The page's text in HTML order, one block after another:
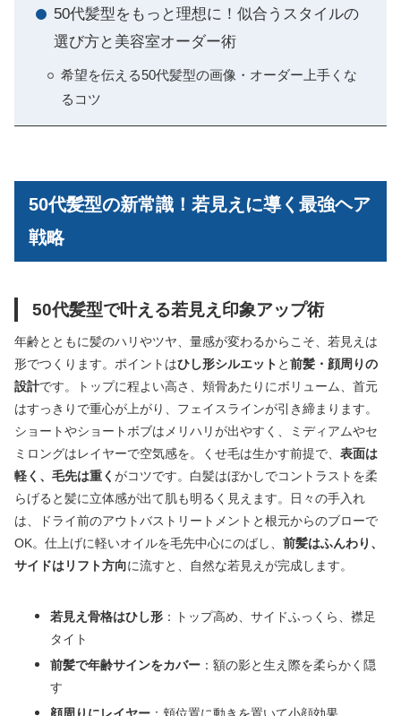
50代髪型をもっと理想に！似合うスタイルの
選び方と美容室オーダー術
希望を伝える50代髪型の画像・オーダー上手くな
るコツ
50代髪型の新常識！若見えに導く最強ヘア
戦略
50代髪型で叶える若見え印象アップ術
年齢とともに髪のハリやツヤ、量感が変わるからこそ、若見えは
形でつくります。ポイントはひし形シルエット と前髪・顔周りの
設計です。トップに程よい高さ、頬骨あたりにボリューム、首元
はすっきりで重心が上がり、フェイスラインが引き締まります。
ショートやショートボブはメリハリが出やすく、ミディアムやセ
ミロングはレイヤーで空気感を。くせ毛は生かす前提で、 表面は
軽く、毛先は重く がコツです。白髪はぼかしでコントラストを柔
らげると髪に立体感が出て肌も明るく見えます。日々の手入れ
は、ドライ前のアウトバストリートメントと根元からのブローで
OK。仕上げに軽いオイルを毛先中心にのばし、 前髪はふんわり、
サイドはリフト方向に流すと、自然な若見えが完成します。
若見え骨格はひし形 ：トップ高め、サイドふっくら、襟足
タイト
前髪で年齢サインをカバー ：額の影と生え際を柔らかく隠
す